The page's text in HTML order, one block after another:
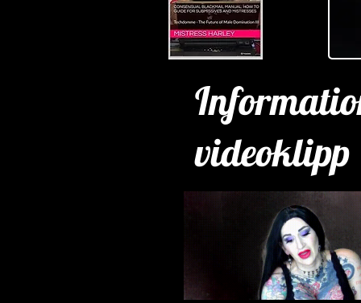
videoklipp
ENDAST BEGRÄNSAD
TID!